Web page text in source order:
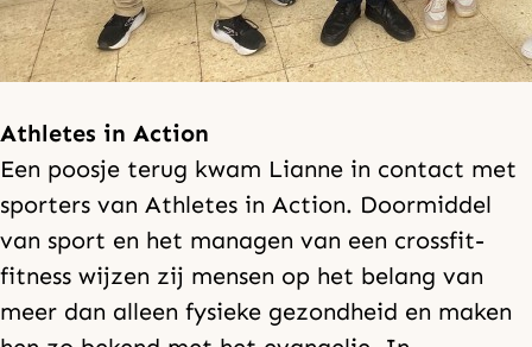
Athletes in Action
Een poosje terug kwam Lianne in contact met
sporters van Athletes in Action. Doormiddel
van sport en het managen van een crossfit-
fitness wijzen zij mensen op het belang van
meer dan alleen fysieke gezondheid en maken